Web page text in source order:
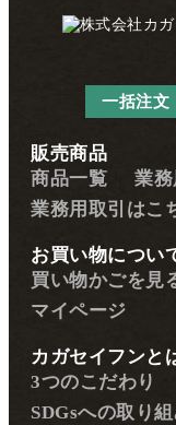
一括注文
販売商品
商品一覧
業
業務用取引はこ
お買い物につい
買い物かごを見
マイページ
カガセイフンと
3つのこだわり
SDGsへの取り